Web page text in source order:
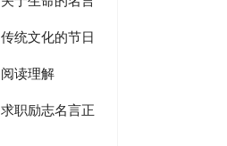
传统文化的节日
阅读理解
求职励志名言正